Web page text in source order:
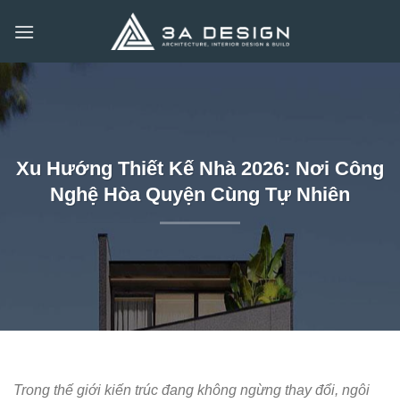
qua
dung
Xu Hướng Thiết Kế Nhà 2026: Nơi Công
Nghệ Hòa Quyện Cùng Tự Nhiên
Trong thế giới kiến trúc đang không ngừng thay đổi, ngôi